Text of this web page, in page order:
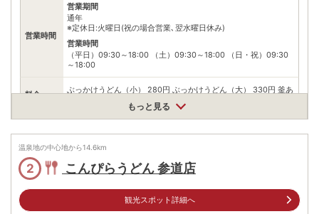
営業時間
営業期間
通年
※定休日:火曜日(祝の場合営業､翌水曜日休み)
営業時間
（平日）09:30～18:00 （土）09:30～18:00 （日・祝）09:30
～18:00
料金
ぶっかけうどん（小） 280円 ぶっかけうどん（大） 330円 釜あ
アクセス
香川県善通寺市与北町284-1
車
JR琴平駅から車で10分
願誓寺から徒歩4分
もっと見る
温泉地の中心地から14.6km
2 こんぴらうどん 参道店
観光スポット詳細へ